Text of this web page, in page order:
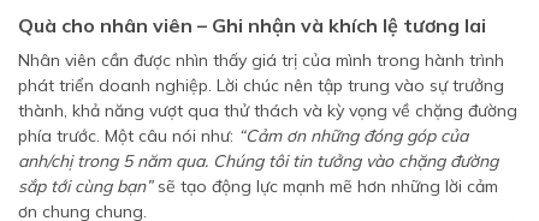
Quà cho nhân viên – Ghi nhận và khích lệ tương lai
Nhân viên cần được nhìn thấy giá trị của mình trong hành trình
phát triển doanh nghiệp. Lời chúc nên tập trung vào sự trưởng
thành, khả năng vượt qua thử thách và kỳ vọng về chặng đường
phía trước. Một câu nói như: “Cảm ơn những đóng góp của
anh/chị trong 5 năm qua. Chúng tôi tin tưởng vào chặng đường
sắp tới cùng bạn”sẽ tạo động lực mạnh mẽ hơn những lời cảm
ơn chung chung.